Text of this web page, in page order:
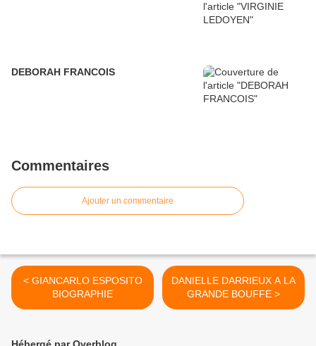
DEBORAH FRANCOIS
Commentaires
Ajouter un commentaire
< GIANCARLO ESPOSITO
BIOGRAPHIE
DANIELLE DARRIEUX A LA
GRANDE BOUFFE >